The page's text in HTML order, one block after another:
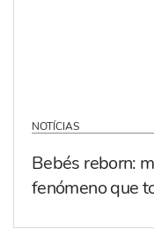
NOTÍCIAS
Bebés reborn:
fenómeno que